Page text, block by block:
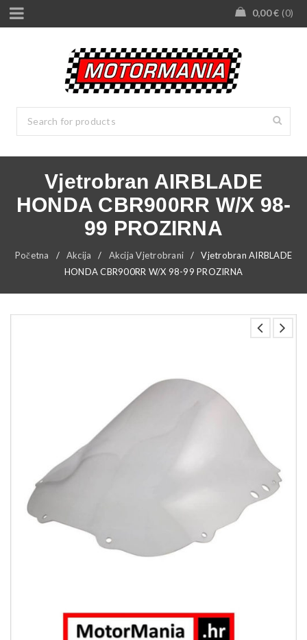
0,00€ 0
Vjetrobran AIRBLADE
HONDA CBR900RR W/X 98-
99 PROZIRNA
Početna / Akcija / Akcija Vjetrobrani /
Vjetrobran AIRBLADE
HONDA CBR900RR W/X 98-99 PROZIRNA